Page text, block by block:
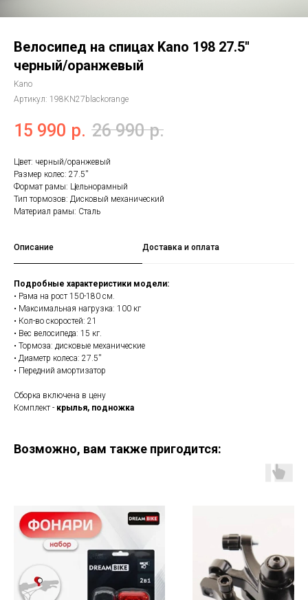
Велосипед на спицах Kano 198 27.5''
черный/оранжевый
Kano
Артикул: 198KN27blackorange
15 990 р. 26 990 р.
Цвет: черный/оранжевый
Размер колес: 27.5''
Формат рамы: Цельнорамный
Тип тормозов: Дисковый механический
Материал рамы: Сталь
Описание Доставка и оплата
Подробные характеристики модели:
• Рама на рост 150-180 см.
• Максимальная нагрузка: 100 кг
• Кол-во скоростей: 21
• Вес велосипеда: 15 кг.
• Тормоза: дисковые механические
• Диаметр колеса: 27.5''
• Передний амортизатор
Сборка включена в цену
Комплект - крылья, подножка
Возможно, вам также пригодится: